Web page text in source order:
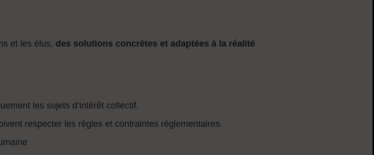
et les élus, des solutions concrètes et adaptées à la réalité
les sujets d’intérêt collectif.
respecter les règles et contraintes réglementaires.